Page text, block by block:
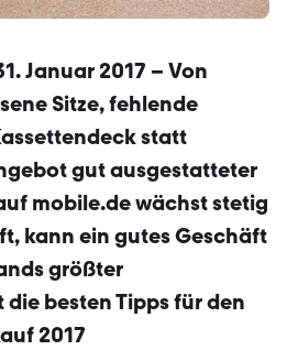
Januar 2017 – Von
Sitze, fehlende
statt
gut ausgestatteter
mobile.de wächst stetig
kann ein gutes Geschäft
größter
besten Tipps für den
2017